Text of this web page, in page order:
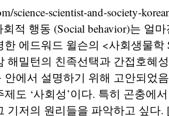
science-scientist-and-society-
회적 행동 (Social behavior)는 얼
에드워드 윌슨의 <사회생물학
해밀턴의 친족선택과 간접호혜
안에서 설명하기 위해 고안되었
도 ‘사회성’이다. 특히 곤충에
기저의 원리들을 파악하고 싶다